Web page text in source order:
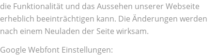
die Funktionalität und das Aussehen unserer Webseite
erheblich beeinträchtigen kann. Die Änderungen werden
nach einem Neuladen der Seite wirksam.
Google Webfont Einstellungen: